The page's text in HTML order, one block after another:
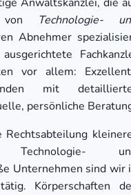
Technologie-
Abnehmer
vor allem:
mit
persönliche
Technologie-
Unternehmen sind wir
Körperschaften